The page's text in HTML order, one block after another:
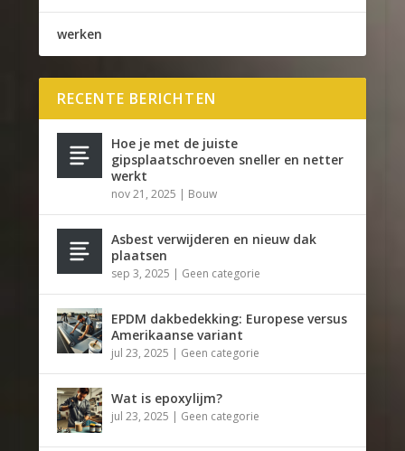
werken
RECENTE BERICHTEN
Hoe je met de juiste
gipsplaatschroeven sneller en netter
werkt
nov 21, 2025 Bouw
Asbest verwijderen en nieuw dak
plaatsen
sep 3, 2025 Geen categorie
EPDM dakbedekking: Europese versus
Amerikaanse variant
jul 23, 2025 Geen categorie
Wat is epoxylijm?
jul 23, 2025 Geen categorie